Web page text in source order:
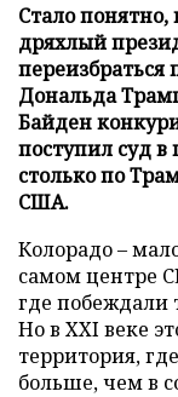
Стало
дряхлый
переизбраться
Дональда
Байден
поступил суд в
столько по
США.
Колорадо –
самом центре
где побеждали
Но в XXI веке
территория,
больше, чем в